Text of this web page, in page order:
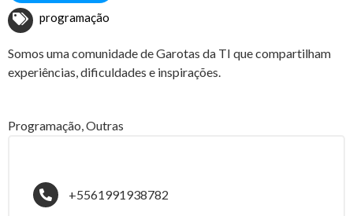
programação
Somos uma comunidade de Garotas da TI que compartilham
experiências, dificuldades e inspirações.
Programação, Outras
+5561991938782